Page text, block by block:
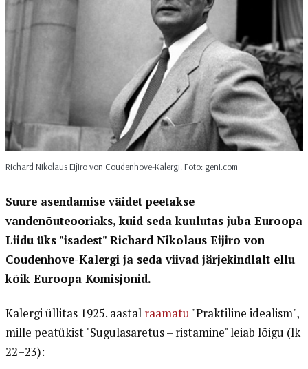
Richard Nikolaus Eijiro von Coudenhove-Kalergi. Foto: geni.com
Suure asendamise väidet peetakse
vandenõuteooriaks, kuid seda kuulutas juba Euroopa
Liidu üks "isadest" Richard Nikolaus Eijiro von
Coudenhove-Kalergi ja seda viivad järjekindlalt ellu
kõik Euroopa Komisjonid.
Kalergi üllitas 1925. aastal raamatu "Praktiline idealism",
mille peatükist "Sugulasaretus – ristamine" leiab lõigu (lk
22–23):